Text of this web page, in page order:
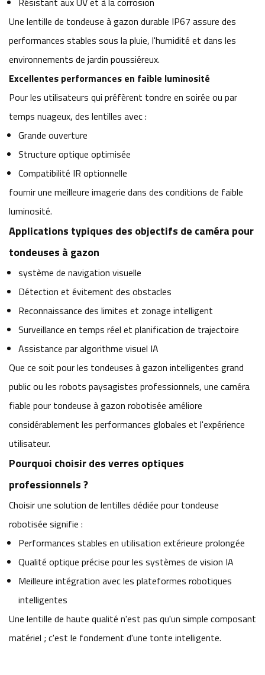
Une lentille de tondeuse à gazon durable IP67 assure des
performances stables sous la pluie, l'humidité et dans les
environnements de jardin poussiéreux.
Excellentes performances en faible luminosité
Pour les utilisateurs qui préfèrent tondre en soirée ou par
temps nuageux, des lentilles avec :
Grande ouverture
Structure optique optimisée
Compatibilité IR optionnelle
fournir une meilleure imagerie dans des conditions de faible
luminosité.
Applications typiques des objectifs de caméra pour
tondeuses à gazon
système de navigation visuelle
Détection et évitement des obstacles
Reconnaissance des limites et zonage intelligent
Surveillance en temps réel et planification de trajectoire
Assistance par algorithme visuel IA
Que ce soit pour les tondeuses à gazon intelligentes grand
public ou les robots paysagistes professionnels, une caméra
fiable pour tondeuse à gazon robotisée améliore
considérablement les performances globales et l'expérience
utilisateur.
Pourquoi choisir des verres optiques
professionnels ?
Choisir une solution de lentilles dédiée pour tondeuse
robotisée signifie :
Performances stables en utilisation extérieure prolongée
Qualité optique précise pour les systèmes de vision IA
Meilleure intégration avec les plateformes robotiques
intelligentes
Une lentille de haute qualité n'est pas qu'un simple composant
matériel ; c'est le fondement d'une tonte intelligente.